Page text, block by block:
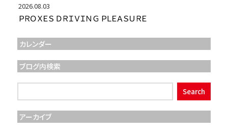
2026.08.03
ＰＲＯＸＥＳ ＤＲＩＶＩＮＧ ＰＬＥＡＳＵＲＥ
カレンダー
ブログ内検索
アーカイブ